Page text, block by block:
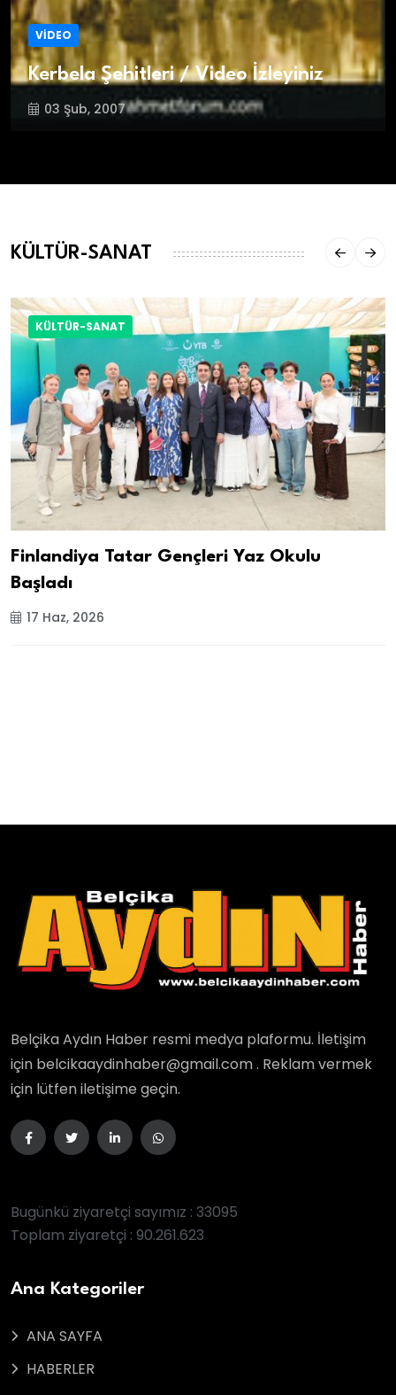
VİDEO
Kerbela Şehitleri / Video İzleyiniz
03 Şub, 2007
KÜLTÜR-SANAT
KÜLTÜR-SANAT
Finlandiya Tatar Gençleri Yaz Okulu
Başladı
17 Haz, 2026
Belçika Aydın Haber resmi medya plaformu. İletişim
için belcikaaydinhaber@gmail.com . Reklam vermek
için lütfen iletişime geçin.
Bugünkü ziyaretçi sayımız : 33095
Toplam ziyaretçi : 90.261.623
Ana Kategoriler
ANA SAYFA
HABERLER